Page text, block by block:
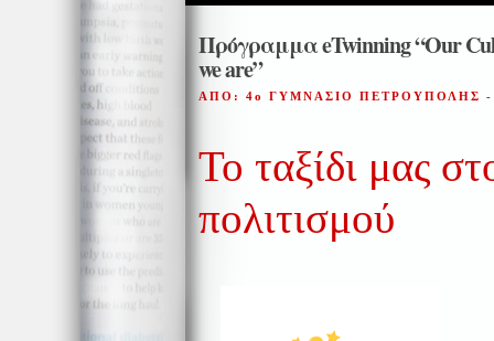
Πρόγραμμα eTwinning “Our
we are”
ΑΠΟ: 4ο ΓΥΜΝΑΣΙΟ ΠΕΤΡΟΥΠΟΛΗΣ -
Το ταξίδι μας
πολιτισμού